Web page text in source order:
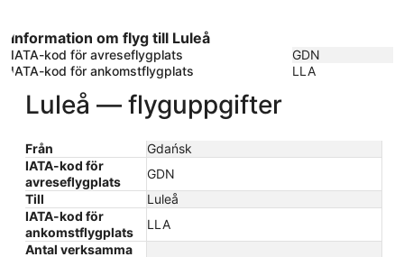
Information om flyg till Luleå
IATA-kod för avreseflygplats
GDN
IATA-kod för ankomstflygplats
LLA
Luleå — flyguppgifter
Från
Gdańsk
IATA-kod för
avreseflygplats
GDN
Till
Luleå
IATA-kod för
ankomstflygplats
LLA
Antal verksamma